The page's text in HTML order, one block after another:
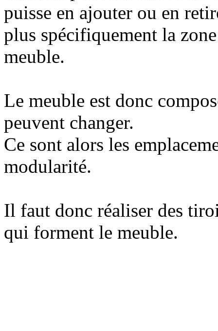
puisse en ajouter ou en
plus spécifiquement la
meuble.
Le meuble est donc
peuvent changer.
Ce sont alors les
modularité.
Il faut donc réaliser des
qui forment le meuble.